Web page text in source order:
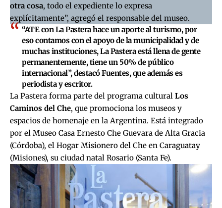
otra cosa, todo el expediente lo expresa
explícitamente”, agregó el responsable del museo.
“ATE con La Pastera hace un aporte al turismo, por
eso contamos con el apoyo de la municipalidad y de
muchas instituciones, La Pastera está llena de gente
permanentemente, tiene un 50% de público
internacional”, destacóFuentes, que además es
periodista y escritor.
La Pastera forma parte del programa cultural Los
Caminos del Che, que promociona los museos y
espacios de homenaje en la Argentina. Está integrado
por el Museo Casa Ernesto Che Guevara de Alta Gracia
(Córdoba), el Hogar Misionero del Che en Caraguatay
(Misiones), su ciudad natal Rosario (Santa Fe).